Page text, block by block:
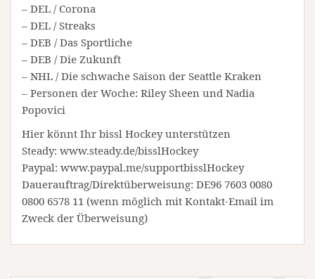
– DEL / Corona
– DEL / Streaks
– DEB / Das Sportliche
– DEB / Die Zukunft
– NHL / Die schwache Saison der Seattle Kraken
– Personen der Woche: Riley Sheen und Nadia
Popovici
Hier könnt Ihr bissl Hockey unterstützen
Steady: www.steady.de/bisslHockey
Paypal: www.paypal.me/supportbisslHockey
Dauerauftrag/Direktüberweisung: DE96 7603 0080
0800 6578 11 (wenn möglich mit Kontakt-Email im
Zweck der Überweisung)